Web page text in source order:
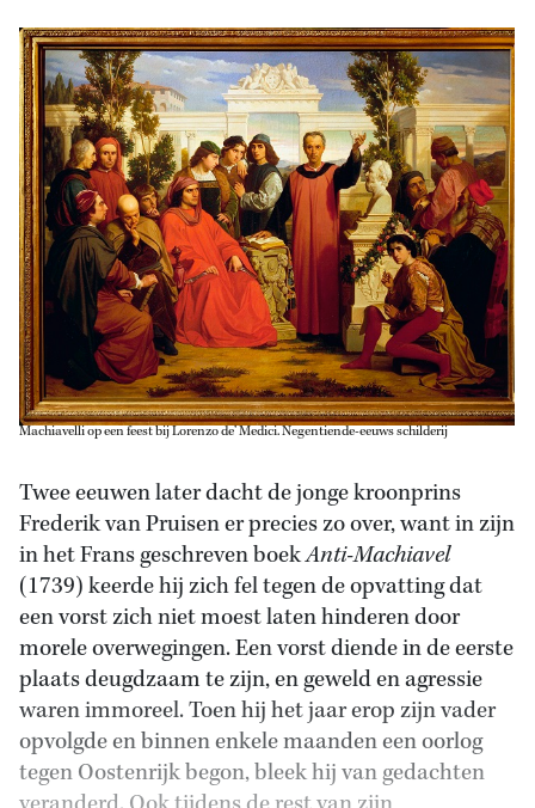
Machiavelli op een feest bij Lorenzo de’ Medici. Negentiende-eeuws schilderij
Twee eeuwen later dacht de jonge kroonprins
Frederik van Pruisen er precies zo over, want in zijn
in het Frans geschreven boekAnti-Machiavel
(1739) keerde hij zich fel tegen de opvatting dat
een vorst zich niet moest laten hinderen door
morele overwegingen. Een vorst diende in de eerste
plaats deugdzaam te zijn, en geweld en agressie
waren immoreel. Toen hij het jaar erop zijn vader
opvolgde en binnen enkele maanden een oorlog
tegen Oostenrijk begon, bleek hij van gedachten